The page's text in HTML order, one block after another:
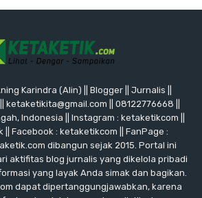
Karindra (Alin) || Blogger || Jurnalis ||
ketaketikita@gmail.com || 08122776668 ||
Indonesia || Instagram : ketaketikcom ||
|| Facebook : ketaketikcom || FanPage :
dibangun sejak 2015. Portal ini
aktifitas blog jurnalis yang dikelola pribadi
yang layak Anda simak dan bagikan.
dapat dipertanggungjawabkan, karena